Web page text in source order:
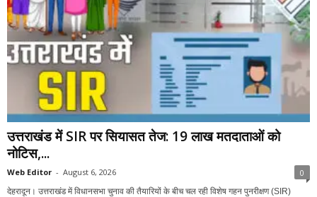
उत्तराखंड में SIR पर सियासत तेज: 19 लाख मतदाताओं को
नोटिस,...
Web Editor - August 6, 2026 0
देहरादून। उत्तराखंड में विधानसभा चुनाव की तैयारियों के बीच चल रही विशेष गहन पुनरीक्षण (SIR)